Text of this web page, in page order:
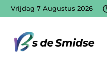
Vrijdag 7 Augustus 2026